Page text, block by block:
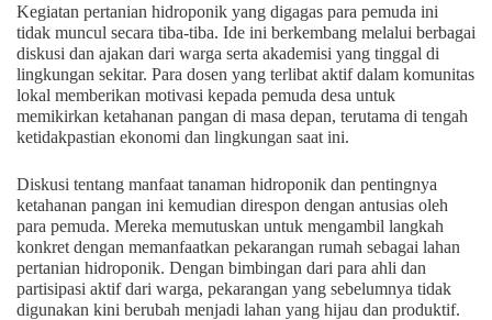
Kegiatan pertanian hidroponik yang digagas para pemuda ini
tidak muncul secara tiba-tiba. Ide ini berkembang melalui berbagai
diskusi dan ajakan dari warga serta akademisi yang tinggal di
lingkungan sekitar. Para dosen yang terlibat aktif dalam komunitas
lokal memberikan motivasi kepada pemuda desa untuk
memikirkan ketahanan pangan di masa depan, terutama di tengah
ketidakpastian ekonomi dan lingkungan saat ini.
Diskusi tentang manfaat tanaman hidroponik dan pentingnya
ketahanan pangan ini kemudian direspon dengan antusias oleh
para pemuda. Mereka memutuskan untuk mengambil langkah
konkret dengan memanfaatkan pekarangan rumah sebagai lahan
pertanian hidroponik. Dengan bimbingan dari para ahli dan
partisipasi aktif dari warga, pekarangan yang sebelumnya tidak
digunakan kini berubah menjadi lahan yang hijau dan produktif.